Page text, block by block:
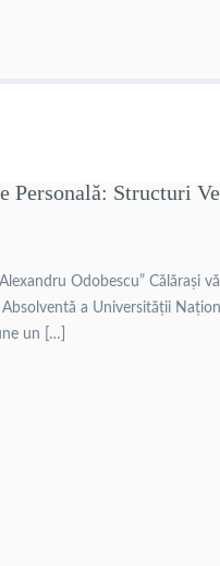
Personală: Structuri
Odobescu” Călărași
a Universității
un […]